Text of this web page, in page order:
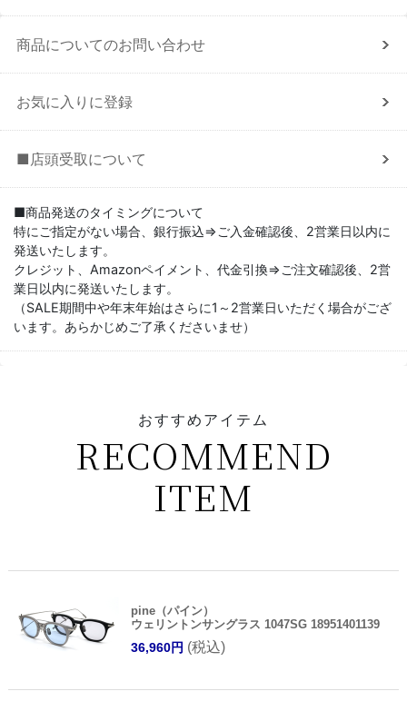
商品についてのお問い合わせ
お気に入りに登録
■店頭受取について
■商品発送のタイミングについて
特にご指定がない場合、銀行振込⇒ご入金確認後、2営業日以内に
発送いたします。
クレジット、Amazonペイメント、代金引換⇒ご注文確認後、2営
業日以内に発送いたします。
（SALE期間中や年末年始はさらに1～2営業日いただく場合がござ
います。あらかじめご了承くださいませ）
おすすめアイテム
RECOMMEND
ITEM
pine（パイン）
ウェリントンサングラス 1047SG 18951401139
36,960円 (税込)